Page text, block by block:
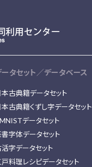
ータセット／データベース
古典籍データセット
古典籍くずし字データセット
データセット
字体データセット
字データセット
料理レシピデータセット